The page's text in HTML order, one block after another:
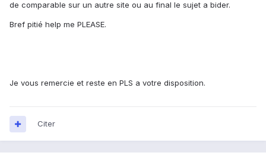
de comparable sur un autre site ou au final le sujet a bider.
Bref pitié help me PLEASE.
Je vous remercie et reste en PLS a votre disposition.
Citer